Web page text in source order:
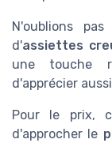
N'oublions
d'assiettes
une touche
d'apprécier
Pour le prix,
d'approcher le